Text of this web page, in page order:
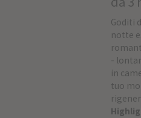
Goditi
notte
-
in
tuo